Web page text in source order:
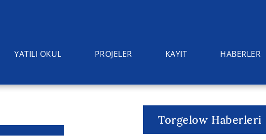
YATILI OKUL PROJELER KAYIT HABERLER
Torgelow Haberleri